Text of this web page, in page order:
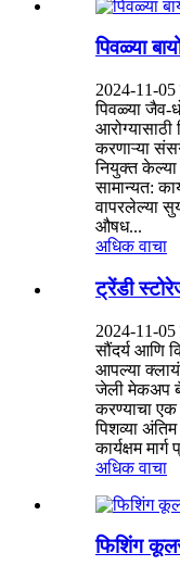
पिवळ्या
2024-11-05
पिवळ्या जैव-
आरोग्यासाठी
करणाऱ्या
नियुक्त केल्या
सामान्यत:
वापरलेल्या
औषध...
अधिक वाचा
ट्रेंडी
2024-11-05
सौंदर्य आणि
आपल्या
जेली मेकअप
करण्याचा एक
पिशव्या
कार्यक्षम
अधिक वाचा
फिशिंग